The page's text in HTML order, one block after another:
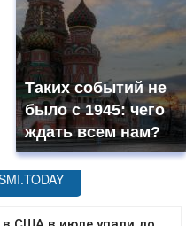
Таких событий не
было с 1945: чего
ждать всем нам?